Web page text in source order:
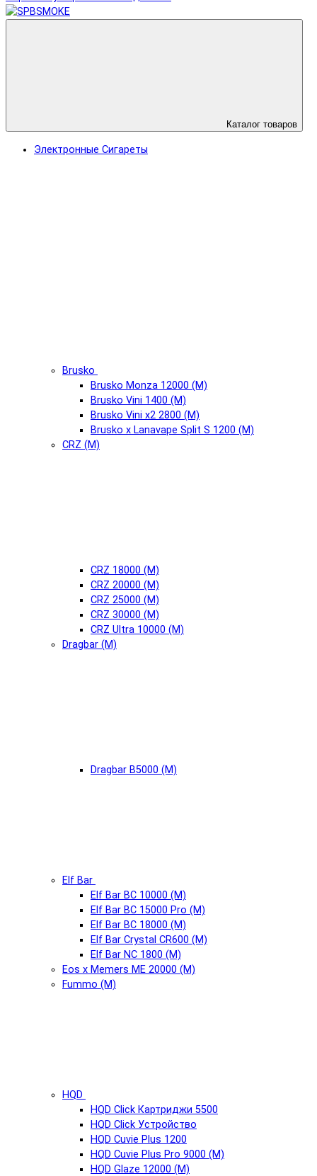
Каталог товаров
Электронные Сигареты
Brusko
Brusko Monza 12000 (М)
Brusko Vini 1400 (М)
Brusko Vini x2 2800 (М)
Brusko x Lanavape Split S 1200 (М)
CRZ (М)
CRZ 18000 (М)
CRZ 20000 (М)
CRZ 25000 (М)
CRZ 30000 (М)
CRZ Ultra 10000 (М)
Dragbar (М)
Dragbar B5000 (М)
Elf Bar
Elf Bar BC 10000 (М)
Elf Bar BC 15000 Pro (М)
Elf Bar BC 18000 (М)
Elf Bar Crystal CR600 (М)
Elf Bar NC 1800 (М)
Eos x Memers ME 20000 (М)
Fummo (М)
HQD
HQD Click Картриджи 5500
HQD Click Устройство
HQD Cuvie Plus 1200
HQD Cuvie Plus Pro 9000 (М)
HQD Glaze 12000 (М)